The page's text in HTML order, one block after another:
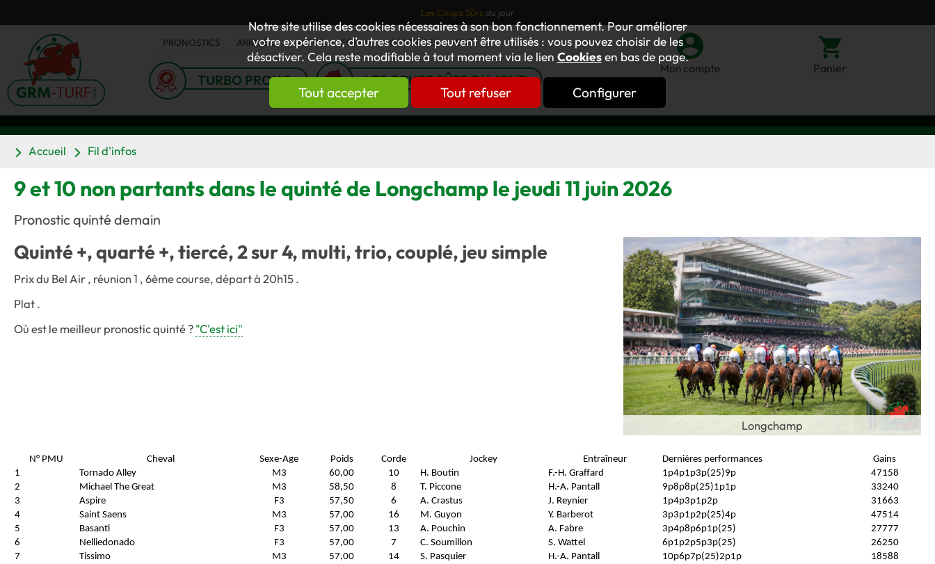
Notre site utilise des cookies nécessaires à son bon fonctionnement. Pour améliorer
votre expérience, d’autres cookies peuvent être utilisés : vous pouvez choisir de les
désactiver. Cela reste modifiable à tout moment via le lien Cookiesen bas de page.
Tout accepter Tout refuser Configurer
Les Coups Sûrs du jour
PRONOSTICS ARRIVÉES ACTUS FORUM OUVRAGES GNT
TURBO PRONO LES COUPS SÛRS DU JOUR
Mon compte Panier
Accueil Fil d'infos
9 et 10 non partants dans le quinté de Longchamp le jeudi 11 juin 2026
Pronostic quinté demain
Longchamp
Quinté +, quarté +, tiercé, 2 sur 4, multi, trio, couplé, jeu simple
Prix du Bel Air , réunion 1 , 6ème course, départ à 20h15 .
Plat .
Où est le meilleur pronostic quinté ?"C'est ici"
N° PMU Cheval Sexe-Age Poids Corde Jockey Entraîneur Dernières performances
Gains
1
Tornado Alley M3 60,00 10 H. Boutin F.-H. Graffard 1p4p1p3p(25)9p
47158
2
Michael The Great M3 58,50 8 T. Piccone H.-A. Pantall 9p8p8p(25)1p1p
33240
3
Aspire F3 57,50 6 A. Crastus J. Reynier 1p4p3p1p2p
31663
4
Saint Saens M3 57,00 16 M. Guyon Y. Barberot 3p3p1p2p(25)4p
47514
5
Basanti F3 57,00 13 A. Pouchin A. Fabre 3p4p8p6p1p(25)
27777
6
Nelliedonado F3 57,00 7 C. Soumillon S. Wattel 6p1p2p5p3p(25)
26250
7
Tissimo M3 57,00 14 S. Pasquier H.-A. Pantall 10p6p7p(25)2p1p
18588